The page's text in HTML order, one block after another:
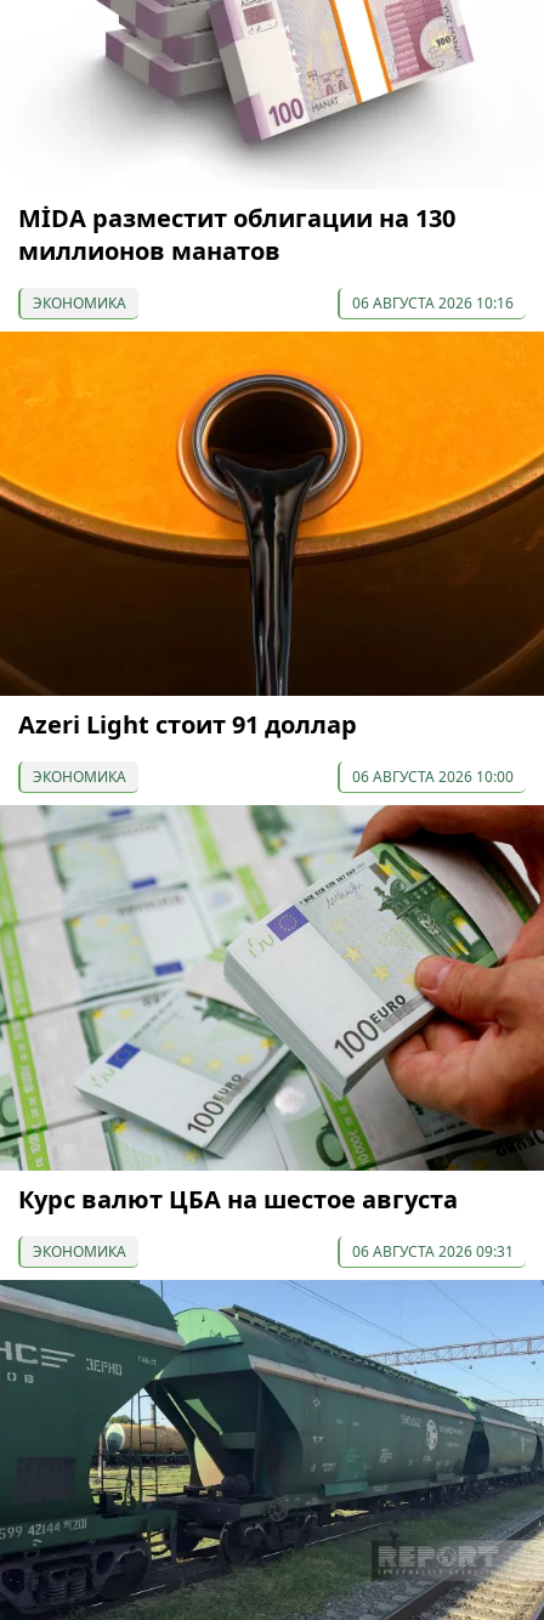
МİDA разместит облигации на 130
миллионов манатов
ЭКОНОМИКА 06 АВГУСТА 2026 10:16
Azeri Light стоит 91 доллар
ЭКОНОМИКА 06 АВГУСТА 2026 10:00
Курс валют ЦБА на шестое августа
ЭКОНОМИКА 06 АВГУСТА 2026 09:31